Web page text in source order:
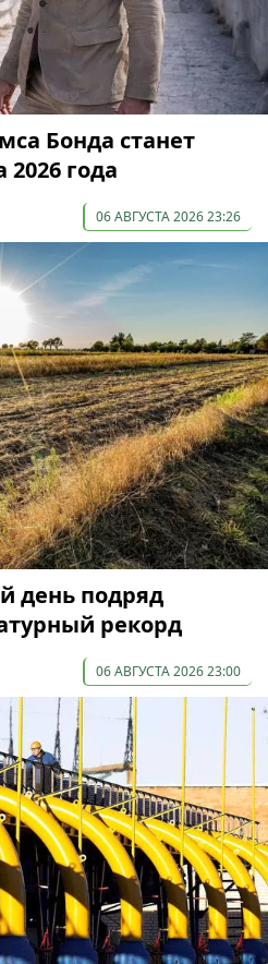
Бонда станет
2026 года
06 АВГУСТА 2026 23:26
день подряд
рекорд
06 АВГУСТА 2026 23:00